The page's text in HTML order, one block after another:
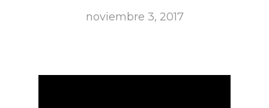
noviembre 3, 2017